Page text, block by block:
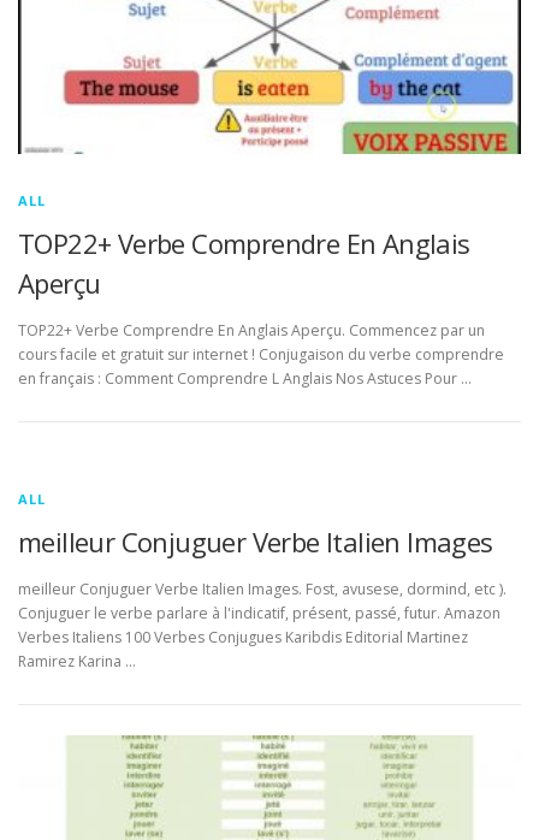
ALL
TOP22+ Verbe Comprendre En Anglais
Aperçu
TOP22+ Verbe Comprendre En Anglais Aperçu. Commencez par un
cours facile et gratuit sur internet ! Conjugaison du verbe comprendre
en français : Comment Comprendre L Anglais Nos Astuces Pour …
ALL
meilleur Conjuguer Verbe Italien Images
meilleur Conjuguer Verbe Italien Images. Fost, avusese, dormind, etc ).
Conjuguer le verbe parlare à l'indicatif, présent, passé, futur. Amazon
Verbes Italiens 100 Verbes Conjugues Karibdis Editorial Martinez
Ramirez Karina …